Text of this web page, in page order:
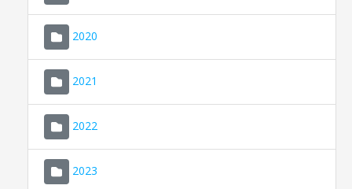
2020
2021
2022
2023